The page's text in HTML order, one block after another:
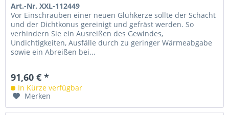
Art.-Nr. XXL-112449
Vor Einschrauben einer neuen Glühkerze sollte der Schacht
und der Dichtkonus gereinigt und gefräst werden. So
verhindern Sie ein Ausreißen des Gewindes,
Undichtigkeiten, Ausfälle durch zu geringer Wärmeabgabe
sowie ein Abreißen bei...
91,60 € *
In Kürze verfügbar
Merken